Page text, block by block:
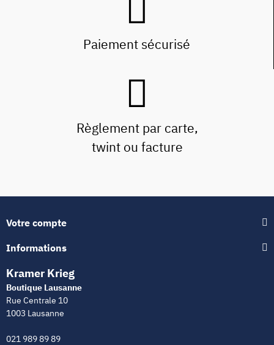
Paiement sécurisé
Règlement par carte,
twint ou facture
Votre compte
Informations
Kramer Krieg
Boutique Lausanne
Rue Centrale 10
1003 Lausanne
021 989 89 89